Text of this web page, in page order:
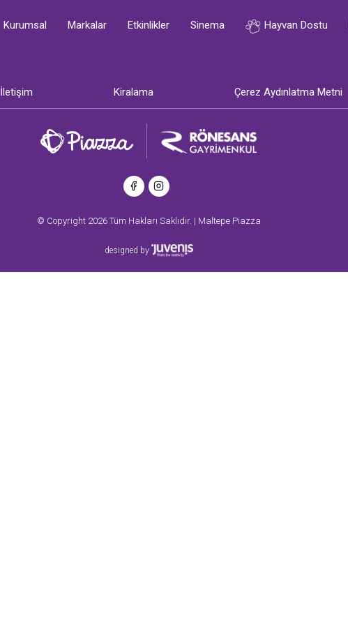
Kurumsal Markalar Etkinlikler Sinema Hayvan Dostu
İletişim Kiralama Çerez Aydınlatma Metni
© Copyright 2026 Tüm Hakları Saklıdır. | Maltepe Piazza
designed by